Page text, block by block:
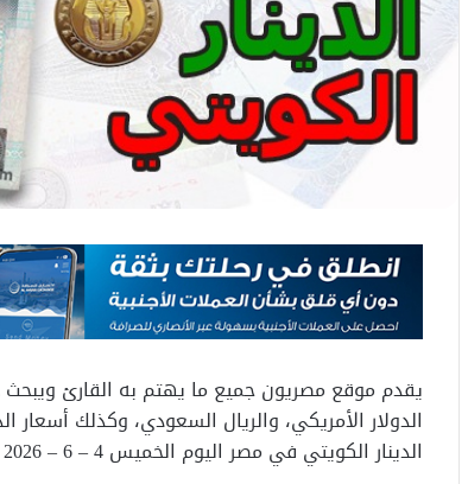
يقدم موقع مصريون جميع ما يهتم به القارئ ويبحث
الدولار الأمريكي، والريال السعودي، وكذلك
الدينار الكويتي في مصر اليوم الخميس 4 – 6 – 2026 .